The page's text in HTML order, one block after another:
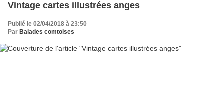
Vintage cartes illustrées anges
Publié le 02/04/2018 à 23:50
Par Balades comtoises